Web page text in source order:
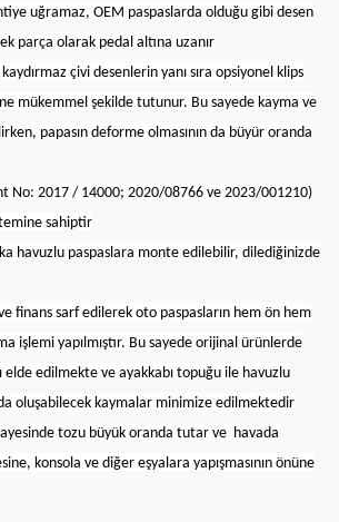
uğramaz, OEM paspaslarda olduğu gibi desen
parça olarak pedal altına uzanır
çivi desenlerin yanı sıra opsiyonel klips
mükemmel şekilde tutunur. Bu sayede kayma ve
papasın deforme olmasının da büyür oranda
2017 / 14000; 2020/08766 ve 2023/001210)
sahiptir
paspaslara monte edilebilir, dilediğinizde
sarf edilerek oto paspasların hem ön hem
işlemi yapılmıştır. Bu sayede orijinal ürünlerde
elde edilmekte ve ayakkabı topuğu ile havuzlu
oluşabilecek kaymalar minimize edilmektedir
tozu büyük oranda tutar ve havada
konsola ve diğer eşyalara yapışmasının önüne